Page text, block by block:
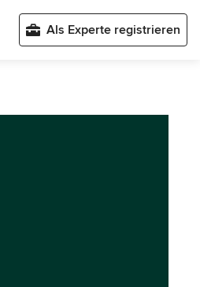
Als Experte registrieren